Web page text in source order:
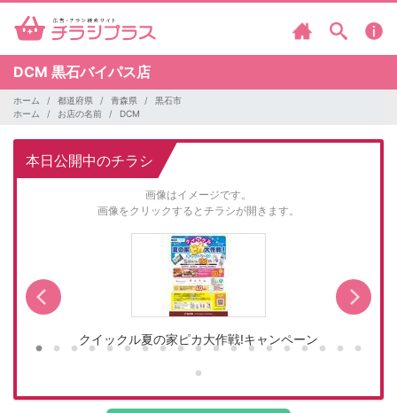
DCM 黒石バイパス店
ホーム 都道府県 青森県
黒石市
ホーム
お店の名前 DCM
本日公開中のチラシ
画像はイメージです。
画像をクリックするとチラシが開きます。
クイックル夏の家ピカ大作戦!キャンペーン